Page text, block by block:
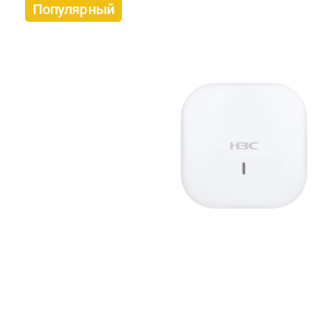
Популярный